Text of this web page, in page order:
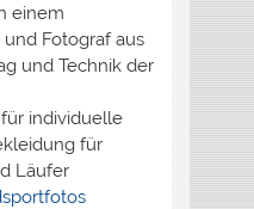
einem
Fotograf aus
und Technik der
individuelle
für
Läufer